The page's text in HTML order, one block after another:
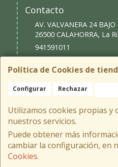
Política de Cookies de
Configurar Rechazar
Utilizamos cookies propias y
nuestros servicios.
Puede obtener más
cambiar la configuración, en
Cookies.
Contacto
AV. VALVANERA 24 BAJO
26500 CALAHORRA, La
941591011
upical@upical.es
Horario
9:30 - 13:30 y 16:30 - 20:00
, , , , España. - C.I.F.: